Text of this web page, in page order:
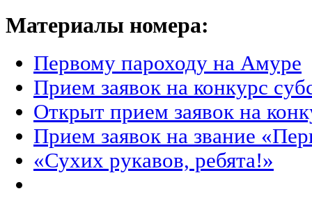
Материалы номера:
Первому пароходу на Амуре
Прием заявок на конкурс
Открыт прием заявок на
Прием заявок на звание
«Сухих рукавов, ребята!»